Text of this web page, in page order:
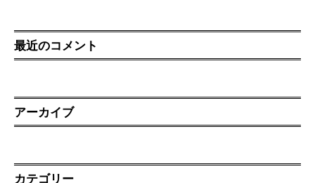
最近のコメント
アーカイブ
カテゴリー